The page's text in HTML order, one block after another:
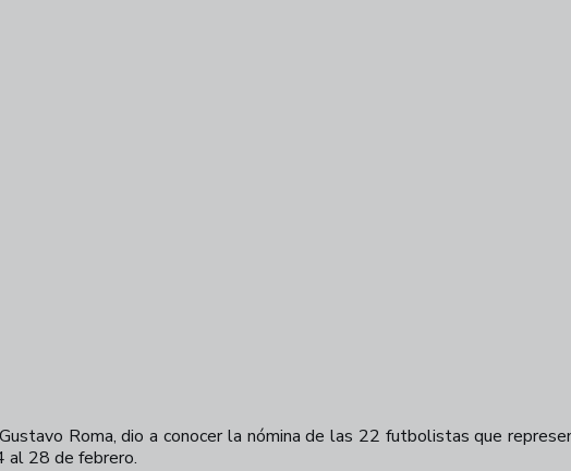
Roma, dio a conocer la nómina de las 22 futbolistas que
al 28 de febrero.